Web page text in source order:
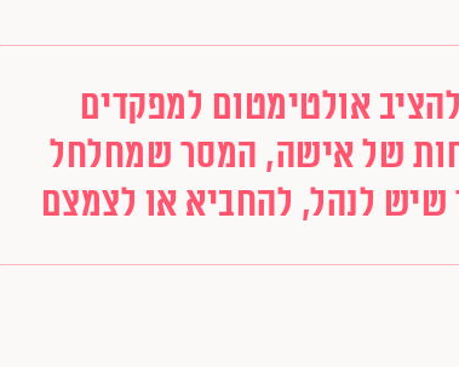
אולטימטום למפקדים
של אישה, המסר שמחלחל
שיש לנהל, להחביא או לצמצם